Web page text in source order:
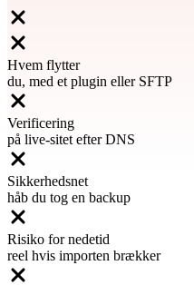
Hvem flytter
du, med et plugin eller SFTP
Verificering
på live-sitet efter DNS
Sikkerhedsnet
håb du tog en backup
Risiko for nedetid
reel hvis importen brækker